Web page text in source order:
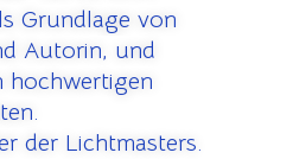
Grundlage von
Autorin, und
hochwertigen
der Lichtmasters.